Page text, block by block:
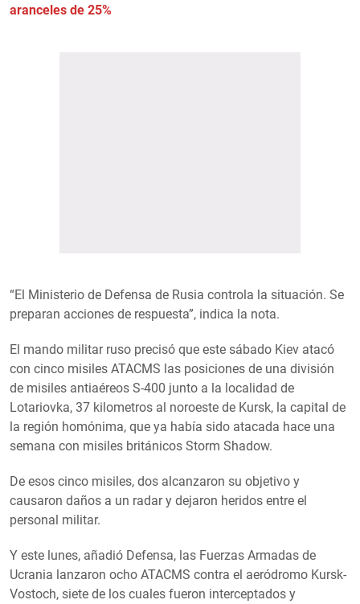
aranceles de 25%
“El Ministerio de Defensa de Rusia controla la situación. Se
preparan acciones de respuesta”, indica la nota.
El mando militar ruso precisó que este sábado Kiev atacó
con cinco misiles ATACMS las posiciones de una división
de misiles antiaéreos S-400 junto a la localidad de
Lotariovka, 37 kilometros al noroeste de Kursk, la capital de
la región homónima, que ya había sido atacada hace una
semana con misiles británicos Storm Shadow.
De esos cinco misiles, dos alcanzaron su objetivo y
causaron daños a un radar y dejaron heridos entre el
personal militar.
Y este lunes, añadió Defensa, las Fuerzas Armadas de
Ucrania lanzaron ocho ATACMS contra el aeródromo Kursk-
Vostoch, siete de los cuales fueron interceptados y